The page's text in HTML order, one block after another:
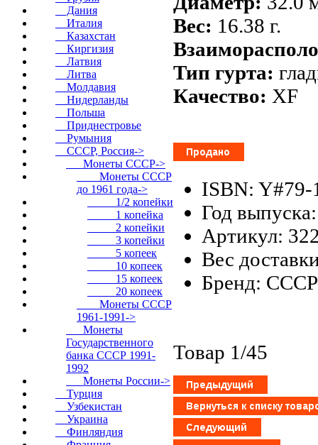
Дания
Италия
Казахстан
Киргизия
Латвия
Литва
Молдавия
Нидерланды
Польша
Приднестровье
Румыния
СССР, Россия->
Монеты СССР->
Монеты СССР
до 1961 года->
1/2 копейки
1 копейка
2 копейки
3 копейки
5 копеек
10 копеек
15 копеек
20 копеек
Монеты СССР
1961-1991->
Монеты
Государственного
банка СССР 1991-
1992
Монеты России->
Турция
Узбекистан
Украина
Финляндия
Вес: 16.38 г.
Тип гурта:
Качество: XF
ISBN: Y#79-
Год
Артикул:
Вес
Бренд: СССР
Товар 1/45